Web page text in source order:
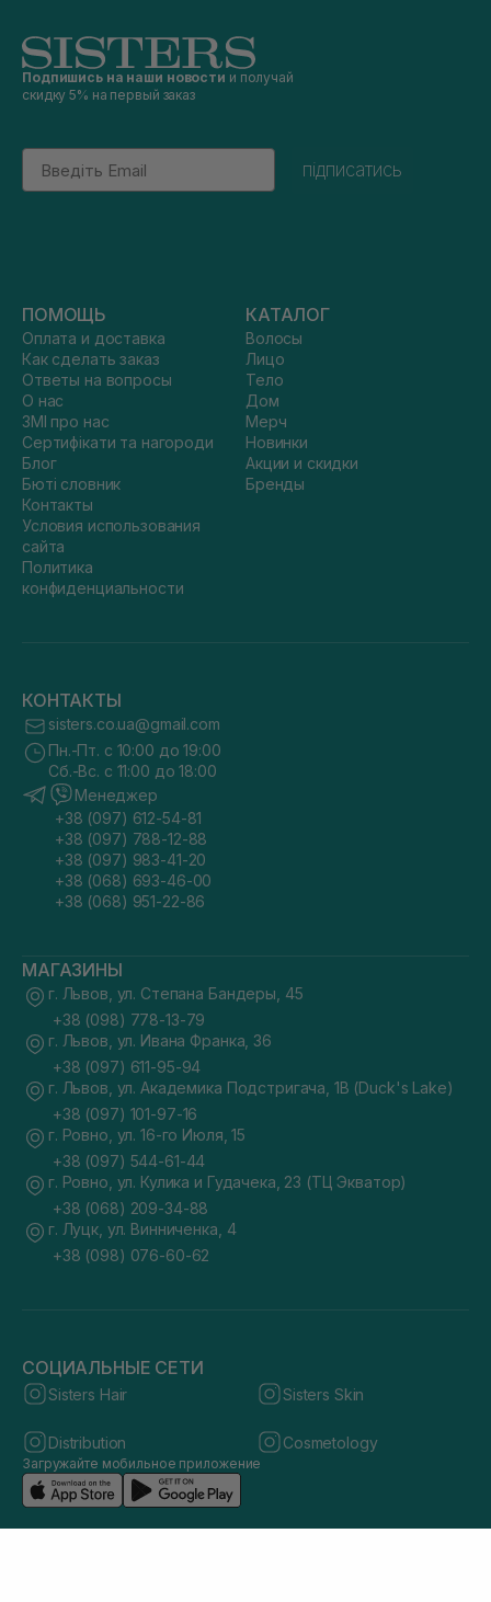
Подпишись на наши новости и получай
скидку 5% на первый заказ
Email
підписатись
ПОМОЩЬ
Оплата и доставка
Как сделать заказ
Ответы на вопросы
О нас
ЗМІ про нас
Сертифікати та нагороди
Блог
Бюті словник
Контакты
Условия использования
сайта
Политика
конфиденциальности
КАТАЛОГ
Волосы
Лицо
Тело
Дом
Мерч
Новинки
Акции и скидки
Бренды
КОНТАКТЫ
sisters.co.ua@gmail.com
Пн.-Пт. с 10:00 до 19:00
Сб.-Вс. с 11:00 до 18:00
Менеджер
+38 (097) 612-54-81
+38 (097) 788-12-88
+38 (097) 983-41-20
+38 (068) 693-46-00
+38 (068) 951-22-86
МАГАЗИНЫ
г. Львов, ул. Степана Бандеры, 45
+38 (098) 778-13-79
г. Львов, ул. Ивана Франка, 36
+38 (097) 611-95-94
г. Львов, ул. Академика Подстригача, 1В (Duck's Lake)
+38 (097) 101-97-16
г. Ровно, ул. 16-го Июля, 15
+38 (097) 544-61-44
г. Ровно, ул. Кулика и Гудачека, 23 (ТЦ Экватор)
+38 (068) 209-34-88
г. Луцк, ул. Винниченка, 4
+38 (098) 076-60-62
СОЦИАЛЬНЫЕ СЕТИ
Sisters Hair Sisters Skin
Distribution Cosmetology
Загружайте мобильное приложение